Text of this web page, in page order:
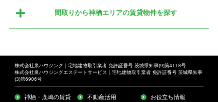
間取りから神栖エリアの賃貸物件を探す
株式会社泉ハウジング｜宅地建物取引業者 免許証番号 茨城県知事(9)第4118号
株式会社泉ハウジングエステートサービス｜宅地建物取引業者 免許証番号 茨城県知事
(3)第6906号
神栖・鹿嶋の賃貸 不動産活用 お役立ち情報